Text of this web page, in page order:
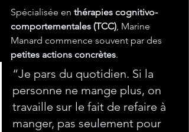
Spécialisée en thérapies cognitivo-
comportementales (TCC), Marine
Manard commence souvent par des
petites actions concrètes.
“Je pars du quotidien. Si la
personne ne mange plus, on
travaille sur le fait de refaire à
manger, pas seulement pour